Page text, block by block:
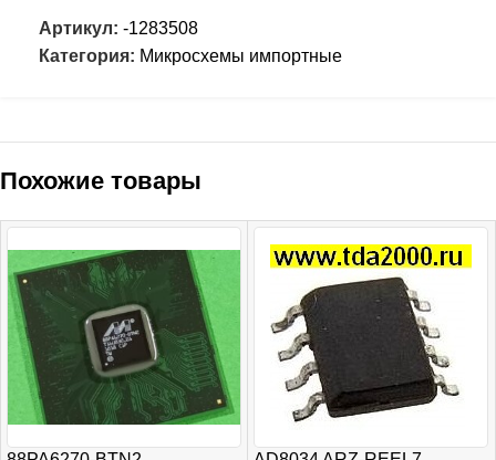
Артикул: -1283508
Категория: Микросхемы импортные
Похожие товары